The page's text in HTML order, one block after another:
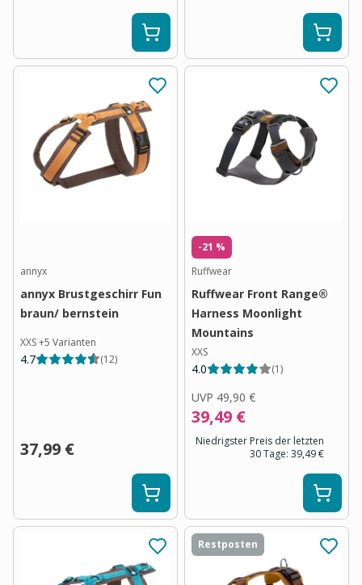
annyx
annyx Brustgeschirr Fun
braun/ bernstein
XXS+5 Varianten
4.7 (12)
37,99 €
-21 %
Ruffwear
Ruffwear Front Range®
Harness Moonlight
Mountains
XXS
4.0 (1)
UVP 49,90 €
39,49 €
Niedrigster Preis der letzten
30 Tage: 39,49 €
Restposten